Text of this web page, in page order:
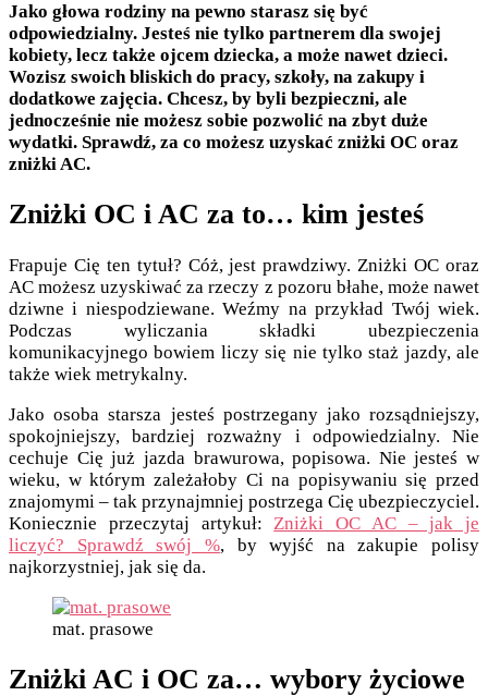
Jako głowa rodziny na pewno starasz się być
odpowiedzialny. Jesteś nie tylko partnerem dla swojej
kobiety, lecz także ojcem dziecka, a może nawet dzieci.
Wozisz swoich bliskich do pracy, szkoły, na zakupy i
dodatkowe zajęcia. Chcesz, by byli bezpieczni, ale
jednocześnie nie możesz sobie pozwolić na zbyt duże
wydatki. Sprawdź, za co możesz uzyskać zniżki OC oraz
zniżki AC.
Zniżki OC i AC za to… kim jesteś
Frapuje Cię ten tytuł? Cóż, jest prawdziwy. Zniżki OC oraz
AC możesz uzyskiwać za rzeczy z pozoru błahe, może nawet
dziwne i niespodziewane. Weźmy na przykład Twój wiek.
Podczas wyliczania składki ubezpieczenia
komunikacyjnego bowiem liczy się nie tylko staż jazdy, ale
także wiek metrykalny.
Jako osoba starsza jesteś postrzegany jako rozsądniejszy,
spokojniejszy, bardziej rozważny i odpowiedzialny. Nie
cechuje Cię już jazda brawurowa, popisowa. Nie jesteś w
wieku, w którym zależałoby Ci na popisywaniu się przed
znajomymi – tak przynajmniej postrzega Cię ubezpieczyciel.
Koniecznie przeczytaj artykuł: Zniżki OC AC – jak je
liczyć? Sprawdź swój %, by wyjść na zakupie polisy
najkorzystniej, jak się da.
mat. prasowe
Zniżki AC i OC za… wybory życiowe